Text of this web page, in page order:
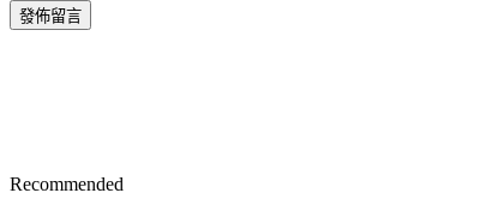
發佈留言
Recommended